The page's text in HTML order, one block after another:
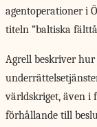
agentoperationer i
titeln ”baltiska
Agrell beskriver
världskriget, även i
förhållande till